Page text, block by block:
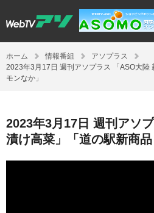
ホーム 情報番組
アソプラス
2023年3月17日 週刊アソプラス 「ASO大陸
モンなか」
2023年3月17日 週刊アソ
漬け高菜」「道の駅新商品